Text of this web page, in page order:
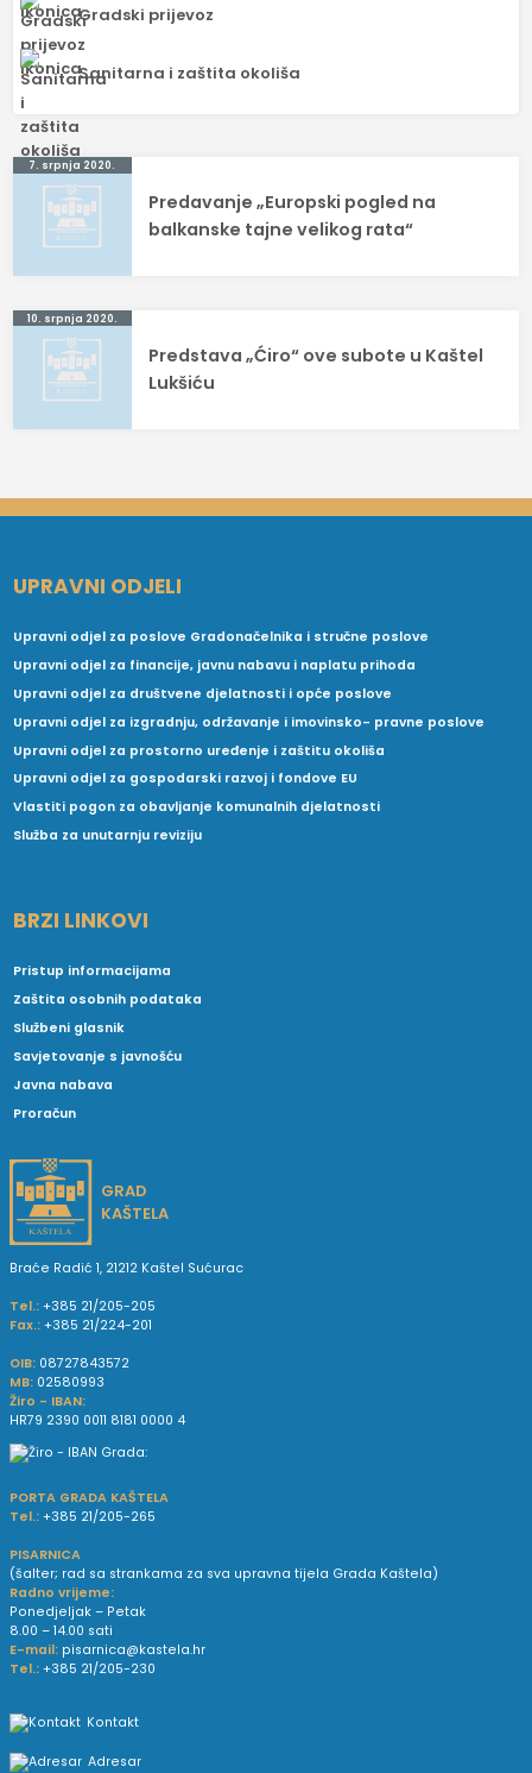
Gradski prijevoz
Sanitarna i zaštita okoliša
Navigacija
objava
7. srpnja 2020.
Predavanje „Europski pogled na
balkanske tajne velikog rata“
10. srpnja 2020.
Predstava „Ćiro“ ove subote u Kaštel
Lukšiću
UPRAVNI ODJELI
Upravni odjel za poslove Gradonačelnika i stručne poslove
Upravni odjel za financije, javnu nabavu i naplatu prihoda
Upravni odjel za društvene djelatnosti i opće poslove
Upravni odjel za izgradnju, održavanje i imovinsko- pravne poslove
Upravni odjel za prostorno uređenje i zaštitu okoliša
Upravni odjel za gospodarski razvoj i fondove EU
Vlastiti pogon za obavljanje komunalnih djelatnosti
Služba za unutarnju reviziju
BRZI LINKOVI
Pristup informacijama
Zaštita osobnih podataka
Službeni glasnik
Savjetovanje s javnošću
Javna nabava
Proračun
GRAD
KAŠTELA
Braće Radić 1, 21212 Kaštel Sućurac
Tel.: +385 21/205-205
Fax.: +385 21/224-201
OIB: 08727843572
MB: 02580993
Žiro - IBAN:
HR79 2390 0011 8181 0000 4
PORTA GRADA KAŠTELA
Tel.: +385 21/205-265
PISARNICA
(šalter; rad sa strankama za sva upravna tijela Grada Kaštela)
Radno vrijeme:
Ponedjeljak – Petak
8.00 – 14.00 sati
E-mail: pisarnica@kastela.hr
Tel.: +385 21/205-230
Kontakt
Adresar